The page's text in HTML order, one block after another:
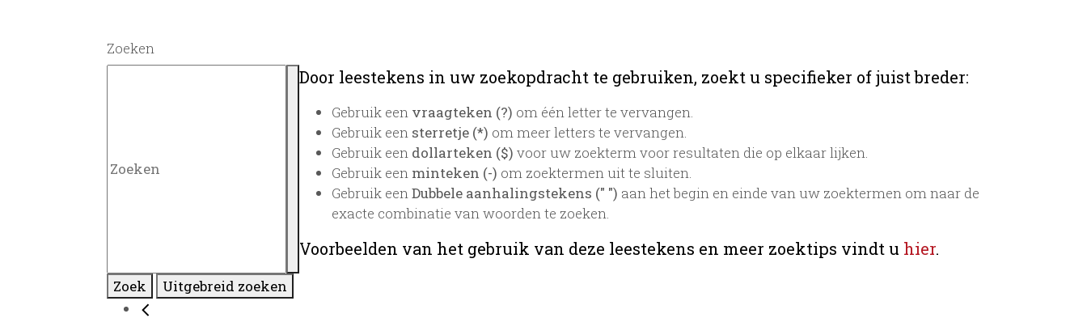
Zoeken
Door leestekens in uw zoekopdracht te gebruiken, zoekt u specifieker of juist breder:
Gebruik een vraagteken (?) om één letter te vervangen.
Gebruik een sterretje (*) om meer letters te vervangen.
Gebruik een dollarteken ($) voor uw zoekterm voor resultaten die op elkaar lijken.
Gebruik een minteken (-) om zoektermen uit te sluiten.
Gebruik eenDubbele aanhalingstekens (" ") aan het begin en einde van uw zoektermen om naar de
exacte combinatie van woorden te zoeken.
Voorbeelden van het gebruik van deze leestekens en meer zoektips vindt u hier.
Zoek Uitgebreid zoeken